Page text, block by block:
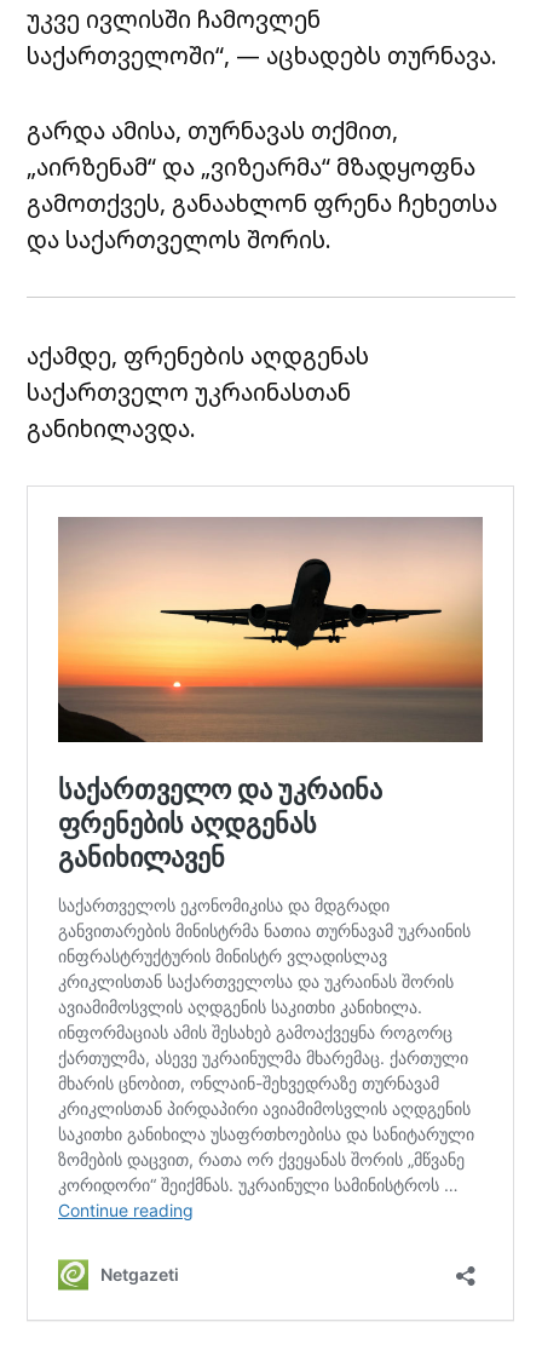
უკვე ივლისში ჩამოვლენ
საქართველოში“, — აცხადებს თურნავა.
გარდა ამისა, თურნავას თქმით,
„აირზენამ“ და „ვიზეარმა“ მზადყოფნა
გამოთქვეს, განაახლონ ფრენა ჩეხეთსა
და საქართველოს შორის.
აქამდე, ფრენების აღდგენას
საქართველო უკრაინასთან
განიხილავდა.